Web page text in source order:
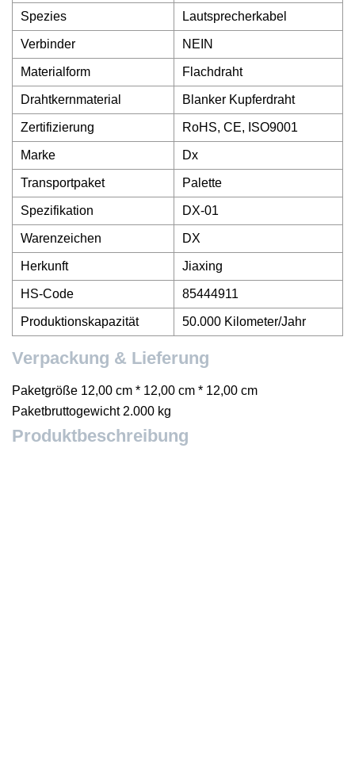
Spezies Lautsprecherkabel
Verbinder NEIN
Materialform Flachdraht
Drahtkernmaterial Blanker Kupferdraht
Zertifizierung RoHS, CE, ISO9001
Marke Dx
Transportpaket Palette
Spezifikation DX-01
Warenzeichen DX
Herkunft Jiaxing
HS-Code 85444911
Produktionskapazität 50.000 Kilometer/Jahr
Verpackung & Lieferung
Paketgröße 12,00 cm * 12,00 cm * 12,00 cm
Paketbruttogewicht 2.000 kg
Produktbeschreibung